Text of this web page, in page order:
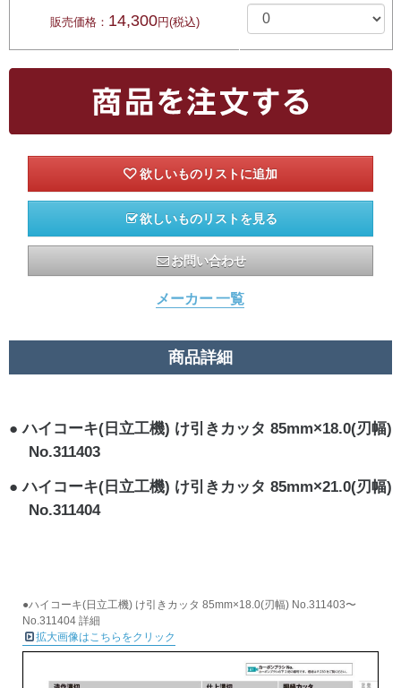
販売価格： 14,300円(税込)
欲しいものリストを見る
お問い合わせ
メーカー 一覧
商品詳細
ハイコーキ(日立工機) け引きカッタ 85mm×18.0(刃幅)
No.311403
ハイコーキ(日立工機) け引きカッタ 85mm×21.0(刃幅)
No.311404
●ハイコーキ(日立工機) け引きカッタ 85mm×18.0(刃幅) No.311403〜
No.311404 詳細
拡大画像はこちらをクリック